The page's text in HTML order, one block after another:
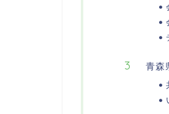
青